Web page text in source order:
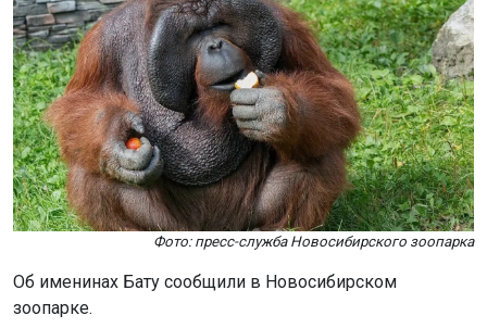
Фото: пресс-служба Новосибирского зоопарка
Об именинах Бату сообщили в Новосибирском
зоопарке.